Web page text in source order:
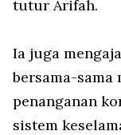
tutur Arifah.
Ia juga
bersama-sama
penanganan
sistem